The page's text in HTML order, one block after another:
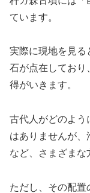
ています。
実際に現地を見る
石が点在しており
得がいきます。
古代人がどのよう
はありませんが、
など、さまざまな
ただし、その配置